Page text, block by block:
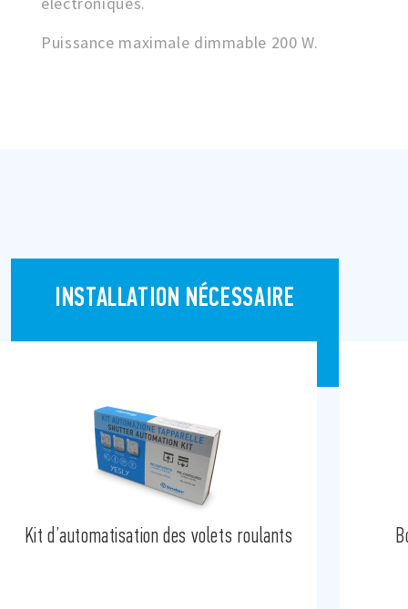
Puissance maximale dimmable 200 W.
INSTALLATION NÉCESSAIRE
Kit d’automatisation des volets roulants